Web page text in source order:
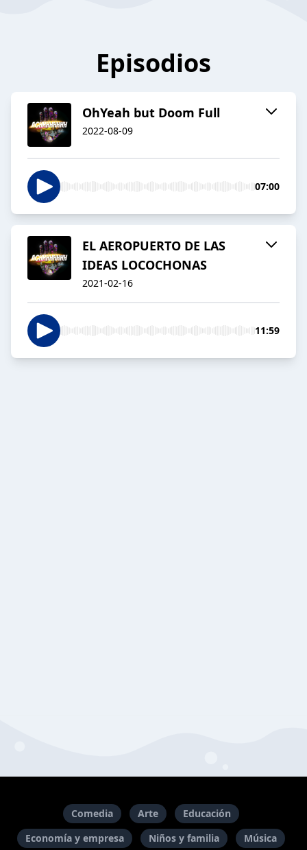
Episodios
OhYeah but Doom Full
2022-08-09
07:00
EL AEROPUERTO DE LAS
IDEAS LOCOCHONAS
2021-02-16
11:59
Comedia Arte
Educación
Economía y empresa
Niños y familia Música